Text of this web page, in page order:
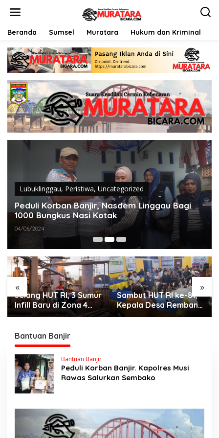
Beranda Sumsel Muratara Hukum dan Kriminal
Lubuklinggau, Peristiwa, Uncategorized
Peduli Korban Banjir, Nasdem Linggau Bagi
1000 Bungkus Nasi Kotak
04/06/2024
« »
Jelang HUT RI, 3 Sumur
Infill Baru di Zona 4
Dukung Kedaulatan
Sambut HUT RI ke-81,
Kepala Desa Remban
Gelar Rapat Persiapan
Bantuan Banjir
Bantuan Banjir
Peduli Korban Banjir. Kapolres Musi
Rawas Salurkan Sembako